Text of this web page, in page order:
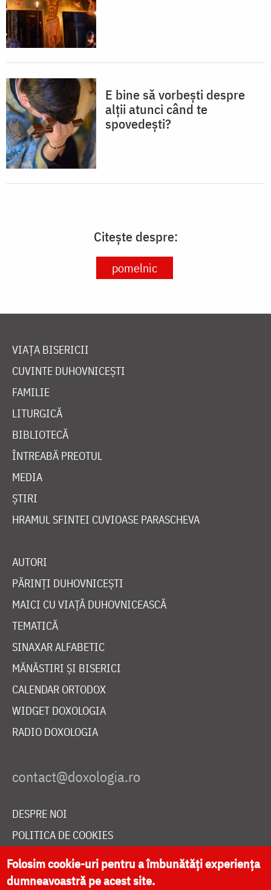
E bine să vorbești despre
alții atunci când te
spovedești?
Citește despre:
pomelnic
VIAȚA BISERICII
CUVINTE DUHOVNICEȘTI
FAMILIE
LITURGICĂ
BIBLIOTECĂ
ÎNTREABĂ PREOTUL
MEDIA
ȘTIRI
HRAMUL SFINTEI CUVIOASE PARASCHEVA
AUTORI
PĂRINȚI DUHOVNICEȘTI
MAICI CU VIAȚĂ DUHOVNICEASCĂ
TEMATICĂ
SINAXAR ALFABETIC
MĂNĂSTIRI ȘI BISERICI
CALENDAR ORTODOX
WIDGET DOXOLOGIA
RADIO DOXOLOGIA
DESPRE NOI
POLITICA DE COOKIES
DONEAZĂ ONLINE PENTRU CATEDRALA NAȚIONALĂ
Folosim cookie-uri pentru a îmbunătăți experiența
dumneavoastră pe acest site.